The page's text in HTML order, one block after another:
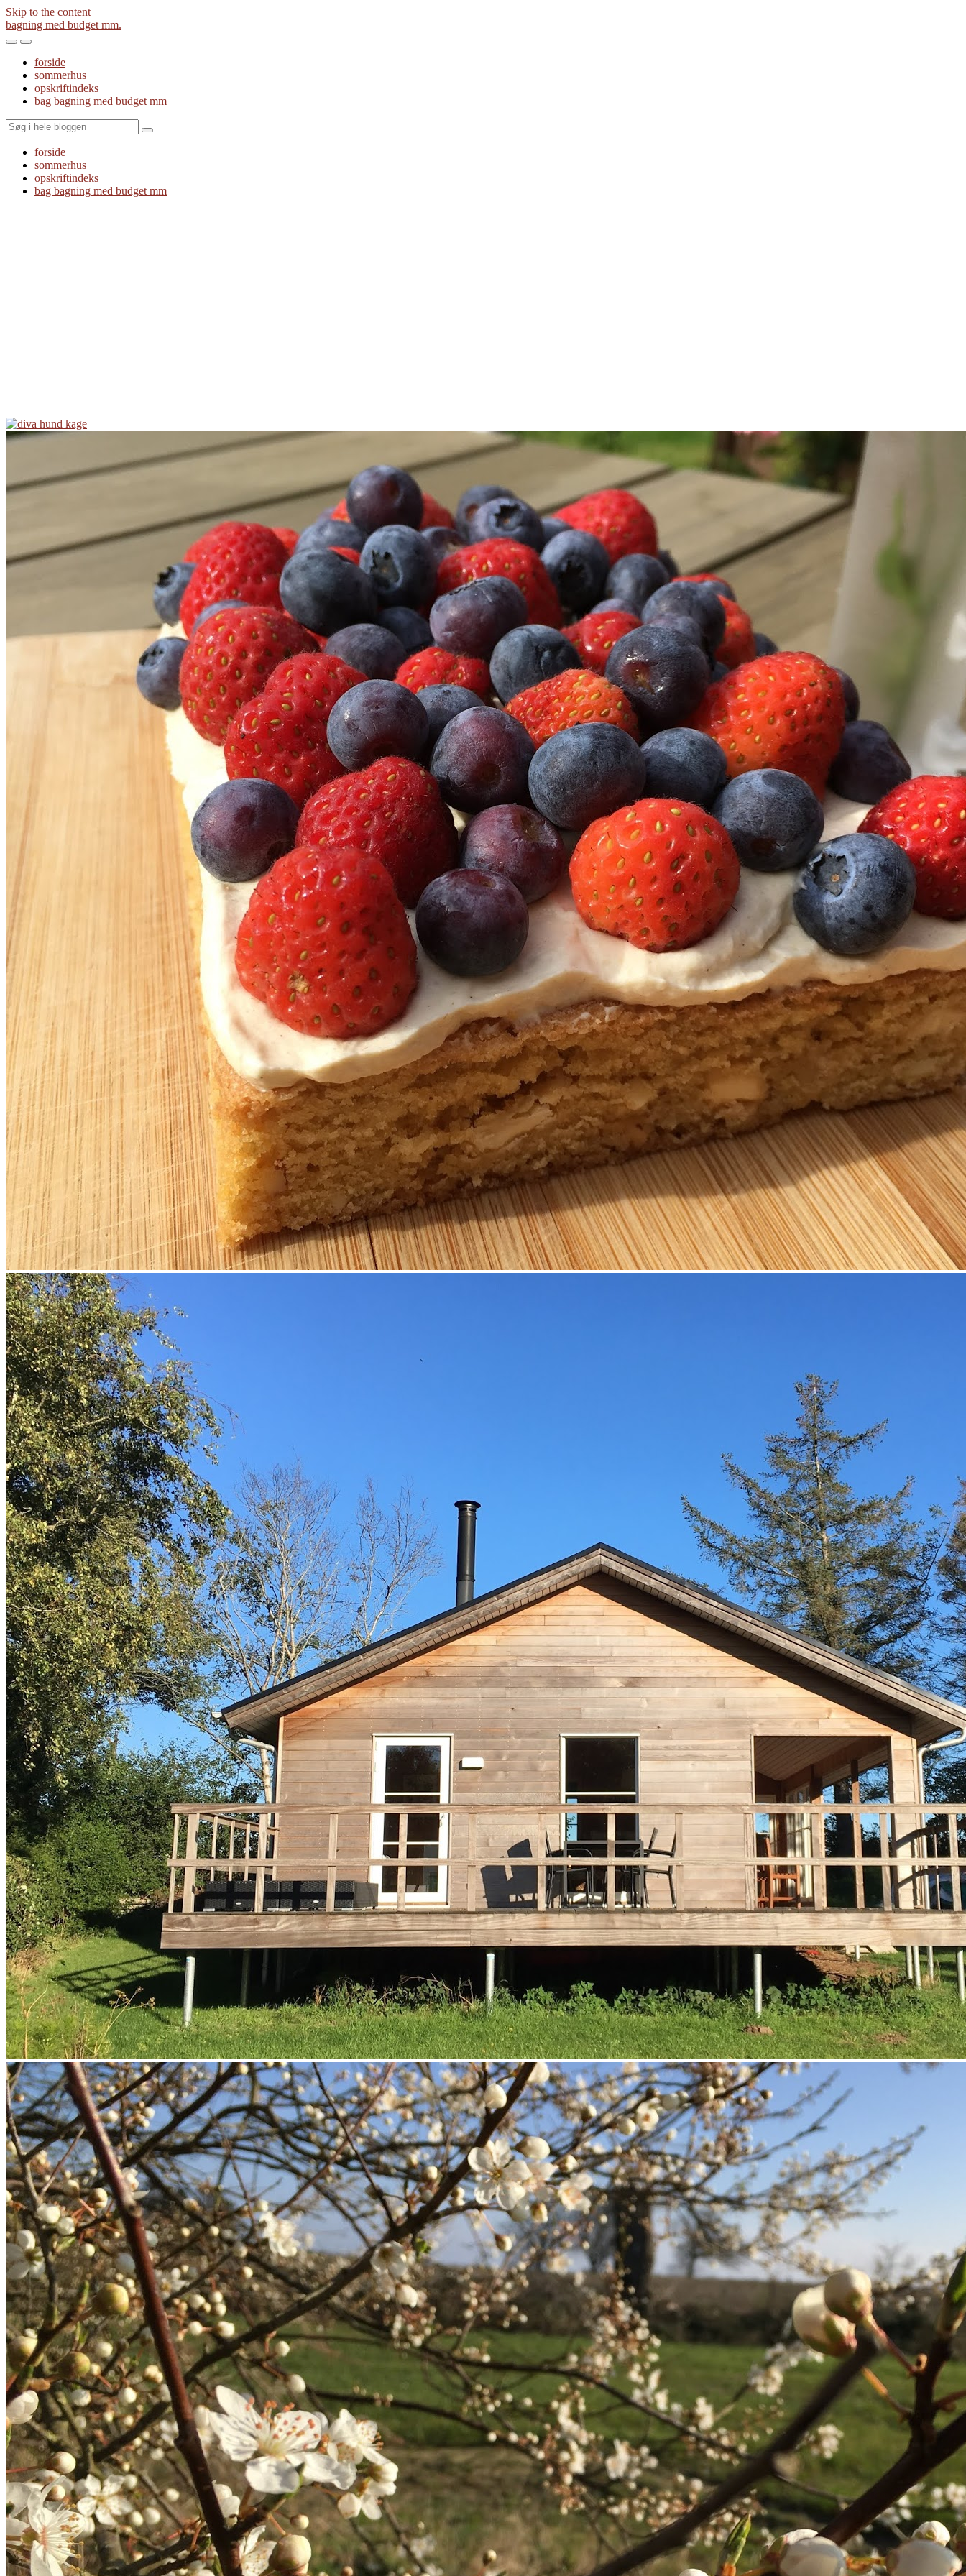
Skip to the content
bagning med budget mm.
Toggle
mobile
menu
Toggle
the
search
field
forside
sommerhus
opskriftindeks
bag bagning med budget mm
Search
forside
sommerhus
opskriftindeks
bag bagning med budget mm